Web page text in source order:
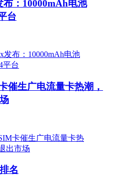
：10000mAh电池
台
催生广电流量卡热潮，
名